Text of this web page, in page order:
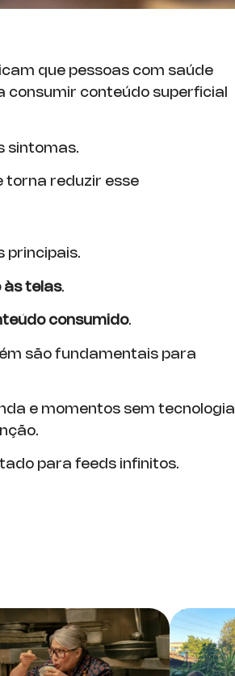
que pessoas com saúde
conteúdo superficial
sintomas.
torna reduzir esse
principais.
às telas.
consumido.
são fundamentais para
e momentos sem tecnologia
para feeds infinitos.